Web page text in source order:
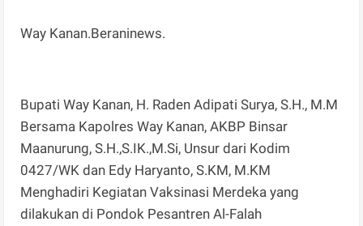
Way Kanan.Beraninews.
Bupati Way Kanan, H. Raden Adipati Surya, S.H., M.M
Bersama Kapolres Way Kanan, AKBP Binsar
Maanurung, S.H.,S.IK.,M.Si, Unsur dari Kodim
0427/WK dan Edy Haryanto, S.KM, M.KM
Menghadiri Kegiatan Vaksinasi Merdeka yang
dilakukan di Pondok Pesantren Al-Falah